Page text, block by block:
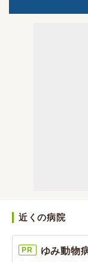
近くの病院
PR ゆみ動物